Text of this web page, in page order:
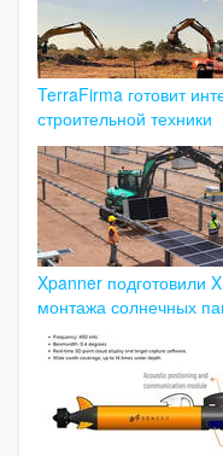
TerraFirma готовит
строительной техники
Xpanner подготовили
монтажа солнечных